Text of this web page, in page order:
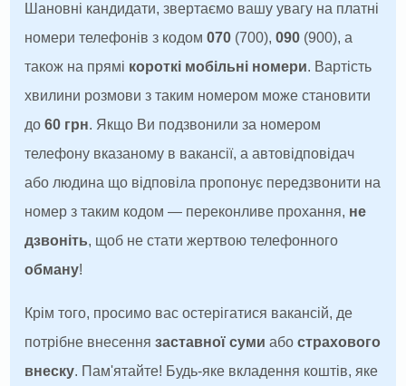
Шановні кандидати, звертаємо вашу увагу на платні
номери телефонів з кодом070 (700),090 (900), а
також на прямі короткі мобільні номери. Вартість
хвилини розмови з таким номером може становити
до60 грн. Якщо Ви подзвонили за номером
телефону вказаному в вакансії, а автовідповідач
або людина що відповіла пропонує передзвонити на
номер з таким кодом — переконливе прохання, не
дзвоніть, щоб не стати жертвою телефонного
обману!
Крім того, просимо вас остерігатися вакансій, де
потрібне внесеннязаставної суми абострахового
внеску. Пам'ятайте! Будь-яке вкладення коштів, яке